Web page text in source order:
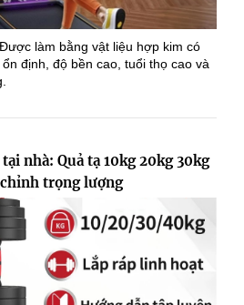
làm bằng vật liệu hợp kim có
định, độ bền cao, tuổi thọ cao và
nhà: Quả tạ 10kg 20kg 30kg
trọng lượng